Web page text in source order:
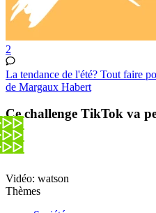
2
La tendance de l'été? Tout faire
de Margaux Habert
Ce challenge TikTok va
Vidéo: watson
Thèmes